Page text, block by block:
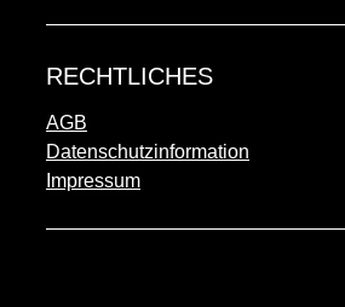
RECHTLICHES
AGB
Datenschutzinformation
Impressum